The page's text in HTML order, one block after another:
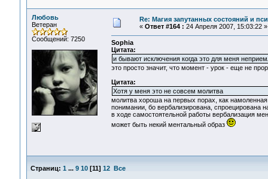
Любовь
Ветеран
Сообщений: 7250
Re: Магия запутанных состояний и
« Ответ #164 : 24 Апреля 2007, 15:03:22 »
Sophia
Цитата:
и бывают исключения когда это для меня
это просто значит, что момент - урок - еще не
Цитата:
Хотя у меня это не совсем молитва
молитва хороша на первых порах, как
понимании, бо вербализирована, спроецирована
в ходе самостоятельной работы вербализация
может быть некий ментальный образ
Страниц: 1 ... 9 10[11] 12 Все